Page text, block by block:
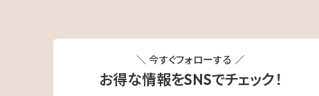
＼ 今すぐフォローする ／
お得な情報をSNSでチェック！